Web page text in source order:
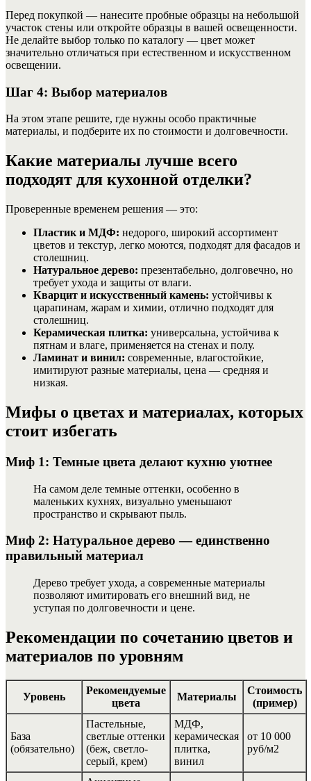
Перед покупкой — нанесите пробные образцы на небольшой
участок стены или откройте образцы в вашей освещенности.
Не делайте выбор только по каталогу — цвет может
значительно отличаться при естественном и искусственном
освещении.
Шаг 4: Выбор материалов
На этом этапе решите, где нужны особо практичные
материалы, и подберите их по стоимости и долговечности.
Какие материалы лучше всего
подходят для кухонной отделки?
Проверенные временем решения — это:
Пластик и МДФ: недорого, широкий ассортимент
цветов и текстур, легко моются, подходят для фасадов и
столешниц.
Натуральное дерево: презентабельно, долговечно, но
требует ухода и защиты от влаги.
Кварцит и искусственный камень: устойчивы к
царапинам, жарам и химии, отлично подходят для
столешниц.
Керамическая плитка: универсальна, устойчива к
пятнам и влаге, применяется на стенах и полу.
Ламинат и винил: современные, влагостойкие,
имитируют разные материалы, цена — средняя и
низкая.
Мифы о цветах и материалах, которых
стоит избегать
Миф 1: Темные цвета делают кухню уютнее
На самом деле темные оттенки, особенно в
маленьких кухнях, визуально уменьшают
пространство и скрывают пыль.
Миф 2: Натуральное дерево — единственно
правильный материал
Дерево требует ухода, а современные материалы
позволяют имитировать его внешний вид, не
уступая по долговечности и цене.
Рекомендации по сочетанию цветов и
материалов по уровням
Уровень
Рекомендуемые
цвета
Материалы
Стоимость
(пример)
База
(обязательно)
Пастельные,
светлые оттенки
(беж, светло-
серый, крем)
МДФ,
керамическая
плитка,
винил
от 10 000
руб/м2